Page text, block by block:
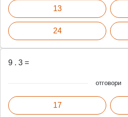
13
24
9 . 3 =
отговори
17